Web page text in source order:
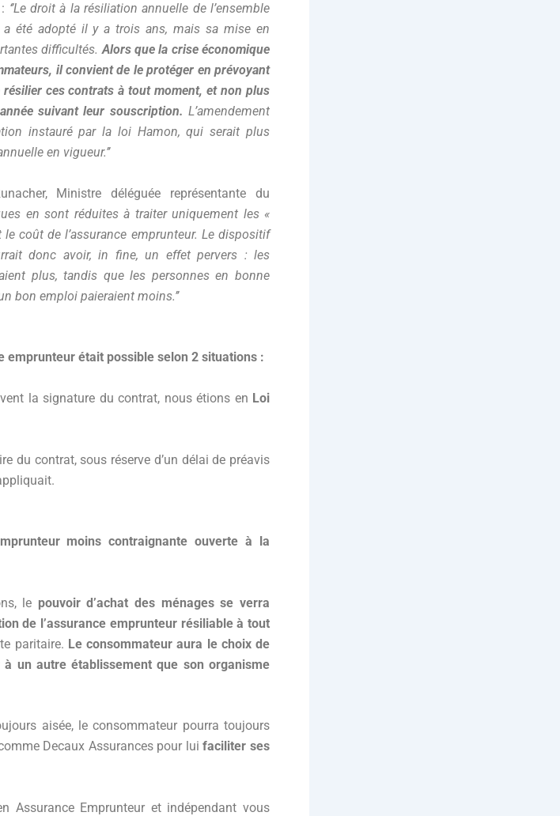
‘’Le droit à la résiliation annuelle de l’ensemble
a été adopté il y a trois ans, mais sa mise en
difficultés.Alors que la crise économique
il convient de le protéger en prévoyant
ces contrats à tout moment, et non plus
suivant leur souscription. L’amendement
instauré par la loi Hamon, qui serait plus
en vigueur.’’
Ministre déléguée représentante du
en sont réduites à traiter uniquement les «
coût de l’assurance emprunteur. Le dispositif
donc avoir, in fine, un effet pervers : les
plus, tandis que les personnes en bonne
bon emploi paieraient moins.’’
emprunteur était possible selon 2 situations :
la signature du contrat, nous étions en Loi
du contrat, sous réserve d’un délai de préavis
moins contraignante ouverte à la
le pouvoir d’achat des ménages se verra
de l’assurance emprunteur résiliable à tout
paritaire. Le consommateur aura le choix de
un autre établissement que son organisme
aisée, le consommateur pourra toujours
Decaux Assurances pour luifaciliter ses
Assurance Emprunteur et indépendant vous